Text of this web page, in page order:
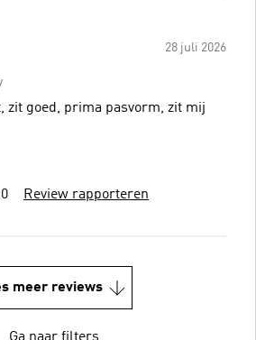
28 juli 2026
zit goed, prima pasvorm, zit mij
0 Review rapporteren
meer reviews